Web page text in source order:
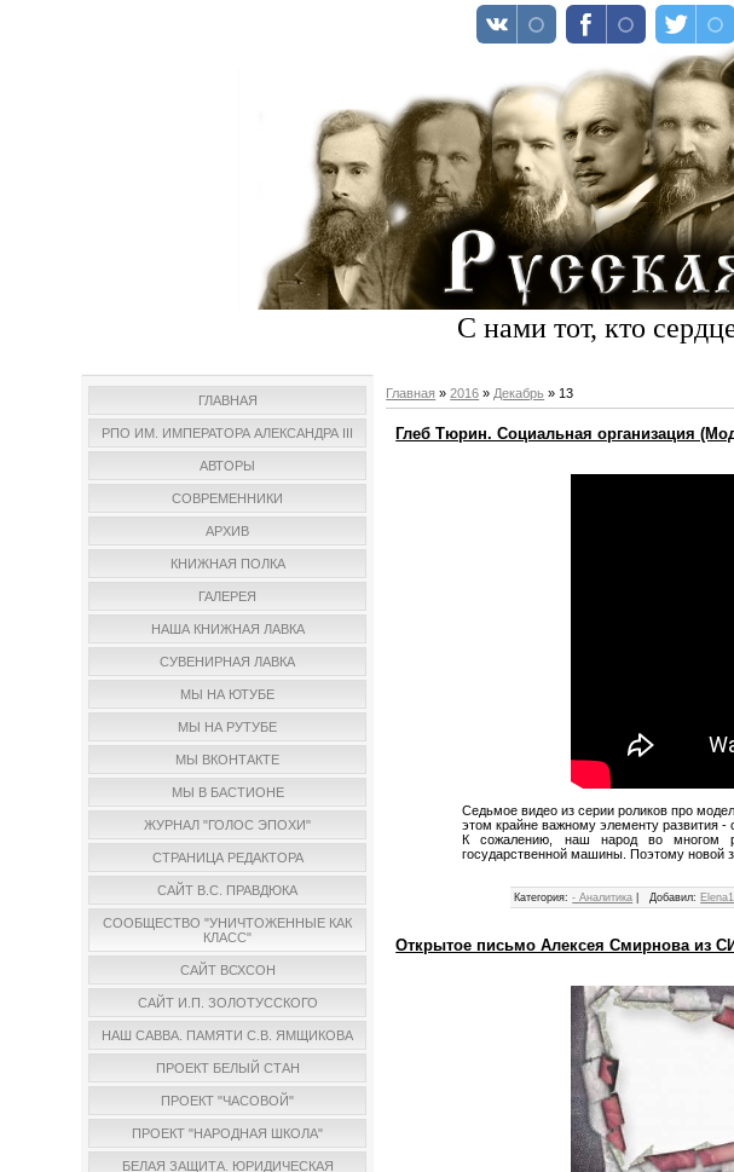
С нами тот, кто
ГЛАВНАЯ
РПО ИМ. ИМПЕРАТОРА АЛЕКСАНДРА III
АВТОРЫ
СОВРЕМЕННИКИ
АРХИВ
КНИЖНАЯ ПОЛКА
ГАЛЕРЕЯ
НАША КНИЖНАЯ ЛАВКА
СУВЕНИРНАЯ ЛАВКА
МЫ НА ЮТУБЕ
МЫ НА РУТУБЕ
МЫ ВКОНТАКТЕ
МЫ В БАСТИОНЕ
ЖУРНАЛ "ГОЛОС ЭПОХИ"
СТРАНИЦА РЕДАКТОРА
САЙТ В.С. ПРАВДЮКА
СООБЩЕСТВО "УНИЧТОЖЕННЫЕ КАК
КЛАСС"
САЙТ ВСХСОН
САЙТ И.П. ЗОЛОТУССКОГО
НАШ САВВА. ПАМЯТИ С.В. ЯМЩИКОВА
ПРОЕКТ БЕЛЫЙ СТАН
ПРОЕКТ "ЧАСОВОЙ"
ПРОЕКТ "НАРОДНАЯ ШКОЛА"
БЕЛАЯ ЗАЩИТА. ЮРИДИЧЕСКАЯ
Главная »2016 » Декабрь » 13
Глеб Тюрин. Социальная организация
Седьмое видео из серии роликов про
этом крайне важному элементу развития -
К сожалению, наш народ во многом
государственной машины. Поэтому новой
Категория: - Аналитика Добавил:
Открытое письмо Алексея Смирнова из